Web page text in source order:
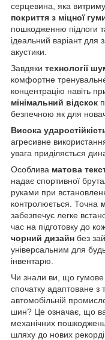
серцевина, яка
покриття з міцної
пошкодженню підлоги
ідеальний варіант для
акустики.
Завдяки технології
комфортне
концентрацію навіть
мінімальний відскок
безпечною як для
Висока
агресивне
увага приділяється
Особлива матова
надає спортивної
руками при
контролюється. Точна
забезпечує легке
час на підготовку до
чорний дизайн без
універсальним для
інвентарю.
Чи знали ви, що гумове
спочатку адаптоване з
автомобільній
шин? Це означає, що
механічних
шляху до нових